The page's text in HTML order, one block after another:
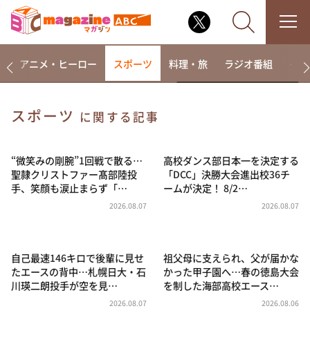
相席食堂
これ余談なんですけど・・・
～人生密着トークバラエティ！～ やすとものいたっ
news おかえり
河合＆A.B.C-Z塚田×福井アナ「なんでやねん！？」
（news おかえり）
アニメ・ヒーロー スポーツ 料理・旅 ラジオ番組 そ
スポーツ に関する記事
“微笑みの剛腕”1回戦で散る…
聖隷クリストファー髙部陸投
手、笑顔も涙止まらず「…
2026.08.07
高校ダンス部日本一を決定する
「DCC」決勝大会進出校36チ
ームが決定！ 8/2…
2026.08.07
自己最速146キロで後輩に見せ
たエースの背中…札幌日大・石
川瑛二朗投手が空を見…
2026.08.07
祖父母に支えられ、父が届かな
かった甲子園へ…春の徳島大会
を制した海部高校エース…
2026.08.06